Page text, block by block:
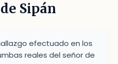
Sipán
efectuado en los
reales del señor de